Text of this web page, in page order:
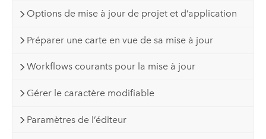
Options de mise à jour de projet et d’application
Préparer une carte en vue de sa mise à jour
Workflows courants pour la mise à jour
Gérer le caractère modifiable
Paramètres de l’éditeur